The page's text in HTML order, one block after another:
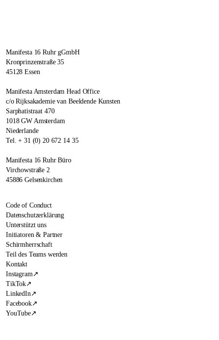
Manifesta 16 Ruhr gGmbH
Kronprinzenstraße 35
45128 Essen
Manifesta Amsterdam Head Office
c/o Rijksakademie van Beeldende Kunsten
Sarphatistraat 470
1018 GW Amsterdam
Niederlande
Tel. + 31 (0) 20 672 14 35
Manifesta 16 Ruhr Büro
Virchowstraße 2
45886 Gelsenkirchen
Code of Conduct
Datenschutzerklärung
Unterstützt uns
Initiatoren & Partner
Schirmherrschaft
Teil des Teams werden
Kontakt
Instagram↗
TikTok↗
LinkedIn↗
Facebook↗
YouTube↗